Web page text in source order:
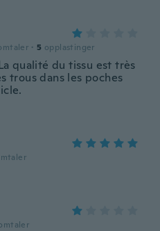
· 5 opplastinger
qualité du tissu est très
trous dans les poches